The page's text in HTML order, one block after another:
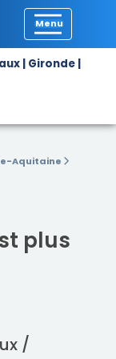
| Gironde |
Aquitaine
plus
/